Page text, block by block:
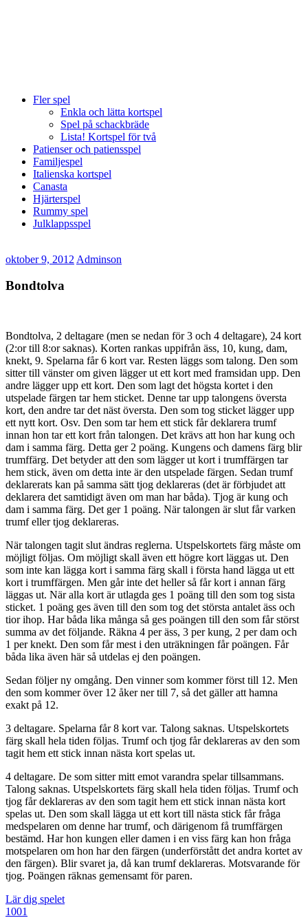
Fler spel
Enkla och lätta kortspel
Spel på schackbräde
Lista! Kortspel för två
Patienser och patiensspel
Familjespel
Italienska kortspel
Canasta
Hjärterspel
Rummy spel
Julklappsspel
oktober 9, 2012 Adminson
Bondtolva
Bondtolva, 2 deltagare (men se nedan för 3 och 4 deltagare), 24 kort
(2:or till 8:or saknas). Korten rankas uppifrån äss, 10, kung, dam,
knekt, 9. Spelarna får 6 kort var. Resten läggs som talong. Den som
sitter till vänster om given lägger ut ett kort med framsidan upp. Den
andre lägger upp ett kort. Den som lagt det högsta kortet i den
utspelade färgen tar hem sticket. Denne tar upp talongens översta
kort, den andre tar det näst översta. Den som tog sticket lägger upp
ett nytt kort. Osv. Den som tar hem ett stick får deklarera trumf
innan hon tar ett kort från talongen. Det krävs att hon har kung och
dam i samma färg. Detta ger 2 poäng. Kungens och damens färg blir
trumffärg. Det betyder att den som lägger ut kort i trumffärgen tar
hem stick, även om detta inte är den utspelade färgen. Sedan trumf
deklarerats kan på samma sätt tjog deklareras (det är förbjudet att
deklarera det samtidigt även om man har båda). Tjog är kung och
dam i samma färg. Det ger 1 poäng. När talongen är slut får varken
trumf eller tjog deklareras.
När talongen tagit slut ändras reglerna. Utspelskortets färg måste om
möjligt följas. Om möjligt skall även ett högre kort läggas ut. Den
som inte kan lägga kort i samma färg skall i första hand lägga ut ett
kort i trumffärgen. Men går inte det heller så får kort i annan färg
läggas ut. När alla kort är utlagda ges 1 poäng till den som tog sista
sticket. 1 poäng ges även till den som tog det största antalet äss och
tior ihop. Har båda lika många så ges poängen till den som får störst
summa av det följande. Räkna 4 per äss, 3 per kung, 2 per dam och
1 per knekt. Den som får mest i den uträkningen får poängen. Får
båda lika även här så utdelas ej den poängen.
Sedan följer ny omgång. Den vinner som kommer först till 12. Men
den som kommer över 12 åker ner till 7, så det gäller att hamna
exakt på 12.
3 deltagare. Spelarna får 8 kort var. Talong saknas. Utspelskortets
färg skall hela tiden följas. Trumf och tjog får deklareras av den som
tagit hem ett stick innan nästa kort spelas ut.
4 deltagare. De som sitter mitt emot varandra spelar tillsammans.
Talong saknas. Utspelskortets färg skall hela tiden följas. Trumf och
tjog får deklareras av den som tagit hem ett stick innan nästa kort
spelas ut. Den som skall lägga ut ett kort till nästa stick får fråga
medspelaren om denne har trumf, och därigenom få trumffärgen
bestämd. Har hon kungen eller damen i en viss färg kan hon fråga
motspelaren om hon har den färgen (underförstått det andra kortet av
den färgen). Blir svaret ja, då kan trumf deklareras. Motsvarande för
tjog. Poängen räknas gemensamt för paren.
Lär dig spelet
Inläggsnavigering
Föregående
1001